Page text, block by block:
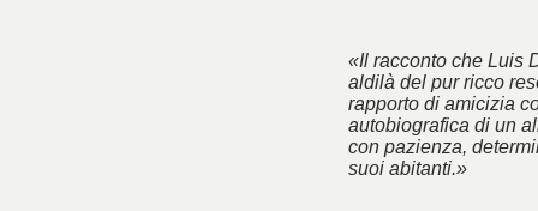
«Il racconto che Luis
aldilà del pur ricco
rapporto di amicizia
autobiografica di un
con pazienza,
suoi abitanti.»